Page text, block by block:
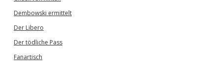
Dembowski ermittelt
Der Libero
Der tödliche Pass
Fanartisch